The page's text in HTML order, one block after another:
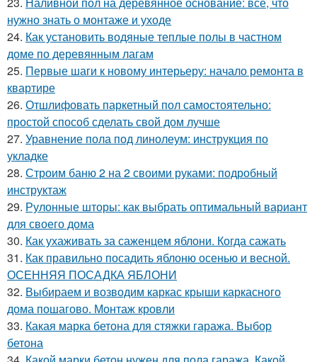
нужно знать о монтаже и уходе
24. Как установить водяные теплые полы в частном
доме по деревянным лагам
25. Первые шаги к новому интерьеру: начало ремонта в
квартире
26. Отшлифовать паркетный пол самостоятельно:
простой способ сделать свой дом лучше
27. Уравнение пола под линолеум: инструкция по
укладке
28. Строим баню 2 на 2 своими руками: подробный
инструктаж
29. Рулонные шторы: как выбрать оптимальный вариант
для своего дома
30. Как ухаживать за саженцем яблони. Когда сажать
31. Как правильно посадить яблоню осенью и весной.
ОСЕННЯЯ ПОСАДКА ЯБЛОНИ
32. Выбираем и возводим каркас крыши каркасного
дома пошагово. Монтаж кровли
33. Какая марка бетона для стяжки гаража. Выбор
бетона